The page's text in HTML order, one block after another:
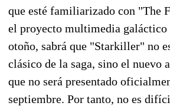
que esté familiarizado con "The
el proyecto multimedia galáctico
otoño, sabrá que "Starkiller" no
clásico de la saga, sino el nuevo
que no será presentado
septiembre. Por tanto, no es